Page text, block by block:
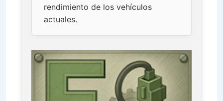
rendimiento de los vehículos
actuales.